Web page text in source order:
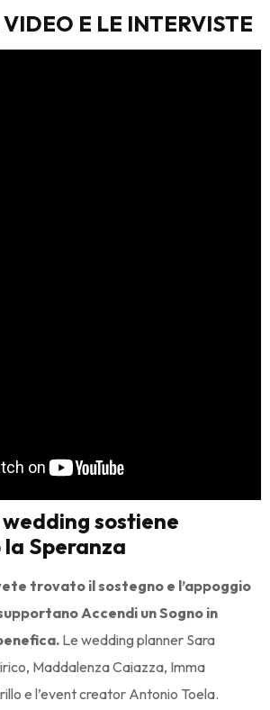
E LE INTERVISTE
sostiene
Speranza
trovato il sostegno e l’appoggio
Accendi un Sogno in
Le wedding planner Sara
Maddalenza Caiazza, Imma
e l’event creator Antonio Toela.